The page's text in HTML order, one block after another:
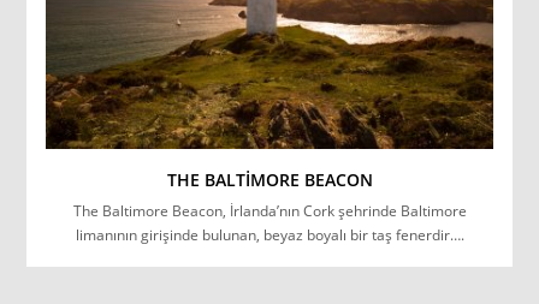
THE BALTIMORE BEACON
The Baltimore Beacon, İrlanda’nın Cork şehrinde Baltimore
limanının girişinde bulunan, beyaz boyalı bir taş fenerdir….